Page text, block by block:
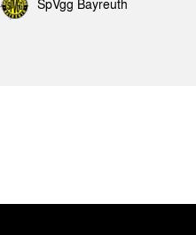
Aachen
SpVgg Bayreuth